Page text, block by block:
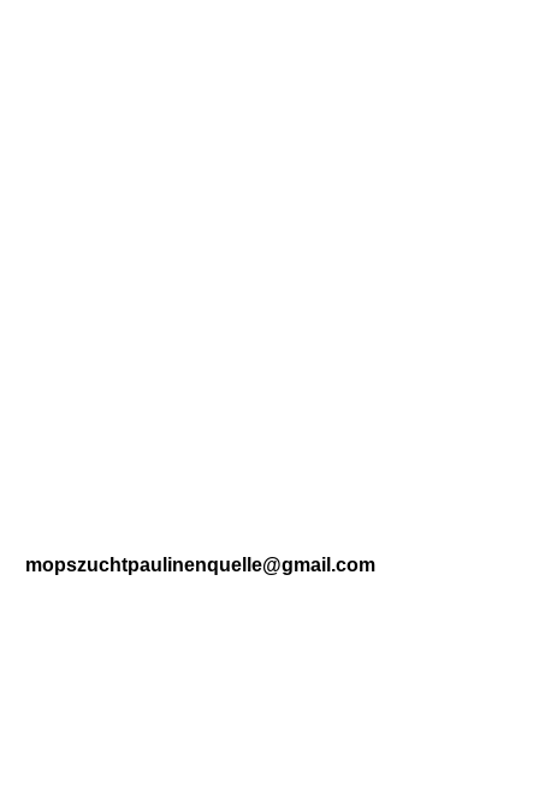
mopszuchtpaulinenquelle@gmail.com